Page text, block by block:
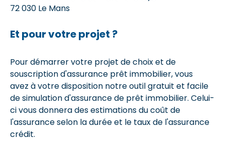
72 030 Le Mans
Et pour votre projet ?
Pour démarrer votre projet de choix et de
souscription d'assurance prêt immobilier, vous
avez à votre disposition notre outil gratuit et facile
de simulation d'assurance de prêt immobilier. Celui-
ci vous donnera des estimations du coût de
l'assurance selon la durée et le taux de l'assurance
crédit.